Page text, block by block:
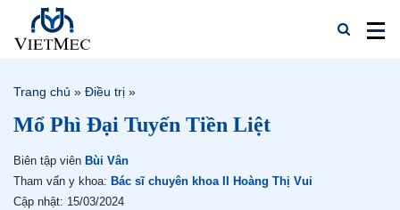
Trang chủ » Điều trị »
Mổ Phì Đại Tuyến Tiền Liệt
Biên tập viên Bùi Vân
Tham vấn y khoa: Bác sĩ chuyên khoa II Hoàng Thị Vui
Cập nhật: 15/03/2024